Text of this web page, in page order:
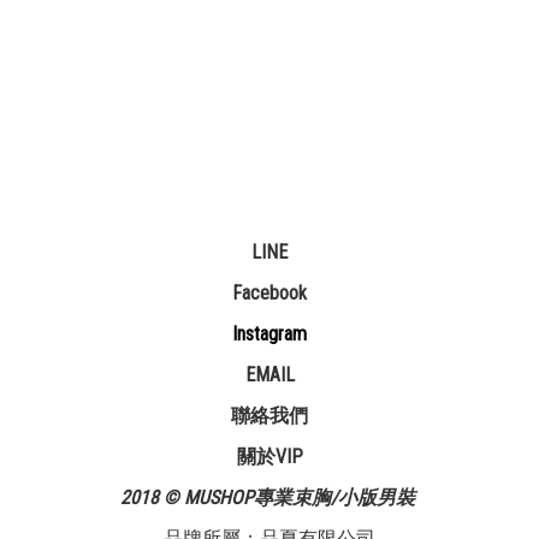
LINE
Facebook
Instagram
EMAIL
聯絡我們
關於VIP
2018 © MUSHOP專業束胸/小版男裝